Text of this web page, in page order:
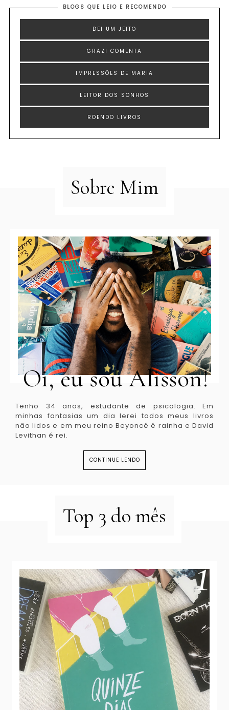
BLOGS QUE LEIO E RECOMENDO
DEI UM JEITO
GRAZI COMENTA
IMPRESSÕES DE MARIA
LEITOR DOS SONHOS
ROENDO LIVROS
Sobre Mim
Oi, eu sou Alisson!
Tenho 34 anos, estudante de psicologia. Em
minhas fantasias um dia lerei todos meus livros
não lidos e em meu reino Beyoncé é rainha e David
Levithan é rei.
CONTINUE LENDO
Top 3 do mês